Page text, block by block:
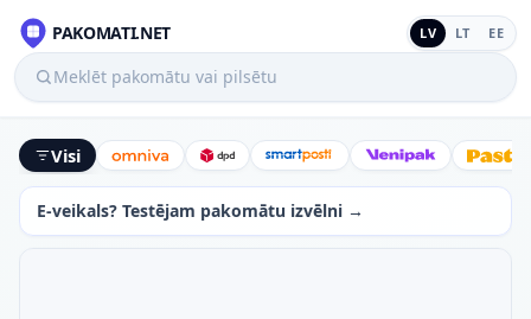
PAKOMATI.NET LV LT EE
Meklēt pakomātu vai pilsētu
Visi Omniva DPD SmartPostiVenipak
E-veikals? Testējam pakomātu izvēlni →